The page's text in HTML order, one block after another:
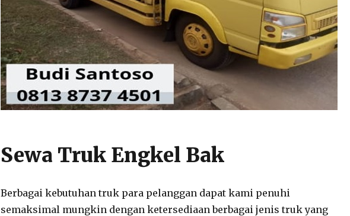
Sewa Truk Engkel Bak
Berbagai kebutuhan truk para pelanggan dapat kami penuhi
semaksimal mungkin dengan ketersediaan berbagai jenis truk yang